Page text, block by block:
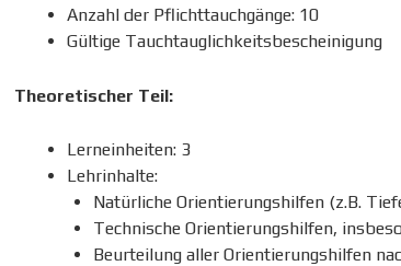
Anzahl der Pflichttauchgänge: 10
Gültige Tauchtauglichkeitsbescheinigung
Theoretischer Teil:
Lerneinheiten: 3
Lehrinhalte:
Natürliche Orientierungshilfen (z.B.
Technische Orientierungshilfen,
Beurteilung aller Orientierungshilfen